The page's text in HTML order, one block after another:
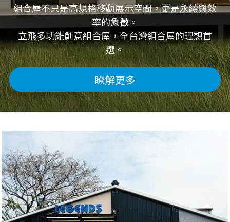
組合屋不只是高規格移動展示空間，更是永續與效
率的象徵。
立飛多功能創意組合屋，全台灣組合屋的理想首
選。
瞭解更多